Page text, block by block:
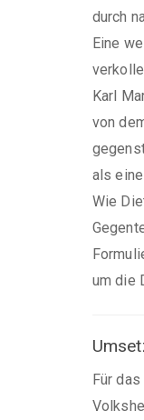
durch
Eine
Karl
von
als
Wie
um die
Für